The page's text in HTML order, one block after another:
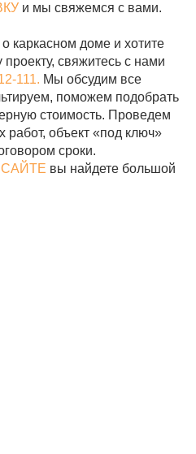
и мы свяжемся с вами.
каркасном доме и хотите
проекту, свяжитесь с нами
111. Мы обсудим все
поможем подобрать
стоимость. Проведем
работ, объект «под ключ»
сроки.
САЙТЕ вы найдете большой